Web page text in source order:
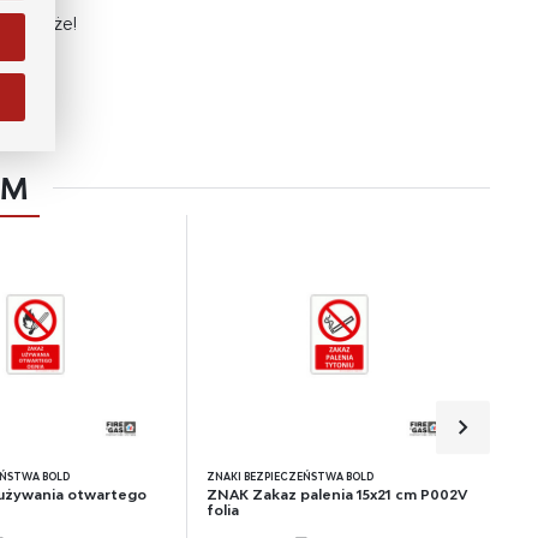
BOLD
otwartego
ZNAKI BEZPIECZEŃSTWA BOLD
ZNAK Zakaz palenia 15x21 cm P002V
folia